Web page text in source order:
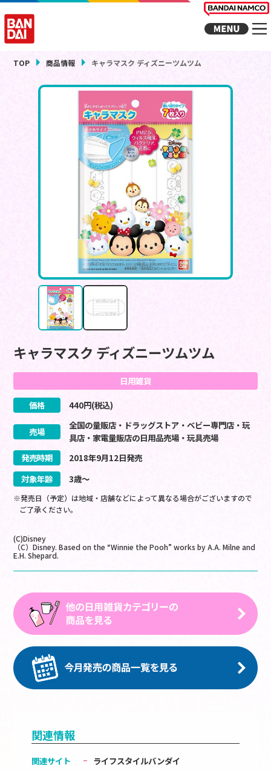
TOP 商品情報 キャラマスク ディズニーツムツム
キャラマスク ディズニーツムツム
日用雑貨
価格 440円(税込)
売場
全国の量販店・ドラッグストア・ベビー専門店・玩
具店・家電量販店の日用品売場・玩具売場
発売時期
2018年9月12日発売
対象年齢
3歳～
※発売日（予定）は地域・店舗などによって異なる場合がございますので
ご了承ください。
(C)Disney
（C）Disney. Based on the “Winnie the Pooh” works by A.A. Milne and
E.H. Shepard.
関連情報
関連サイト
ライフスタイルバンダイ